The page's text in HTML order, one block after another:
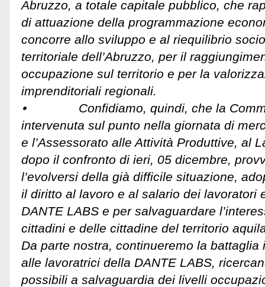
Abruzzo, a totale capitale pubblico, che
di attuazione della programmazione
concorre allo sviluppo e al riequilibrio
territoriale dell’Abruzzo, per il
occupazione sul territorio e per la
imprenditoriali regionali.
⦁ Confidiamo, quindi, che la
intervenuta sul punto nella giornata di
e l’Assessorato alle Attività Produttive, al
dopo il confronto di ieri, 05 dicembre,
l’evolversi della già difficile situazione,
il diritto al lavoro e al salario dei lavoratori
DANTE LABS e per salvaguardare
cittadini e delle cittadine del territorio
Da parte nostra, continueremo la
alle lavoratrici della DANTE LABS,
possibili a salvaguardia dei livelli